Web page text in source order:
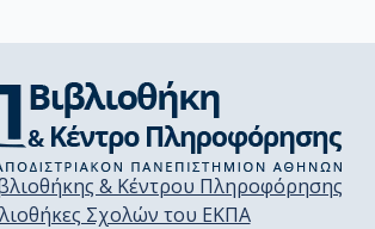
& Κέντρου Πληροφόρησης
Σχολών του ΕΚΠΑ